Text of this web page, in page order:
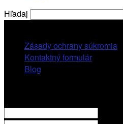
Hľadaj
Zásady ochrany súkromia
Kontaktný formulár
Blog